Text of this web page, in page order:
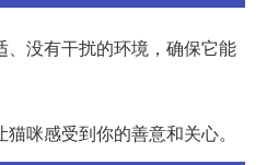
、没有干扰的环境，确保它能
咪感受到你的善意和关心。